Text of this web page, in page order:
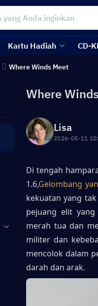
Kartu Hadiah CD-
Where Winds Meet
Where
Lisa
2026-05-11
Di tengah
1.6,Gelombang
kekuatan yang
pejuang elit
merah tua dan
militer dan
mencolok dalam
darah dan arak.